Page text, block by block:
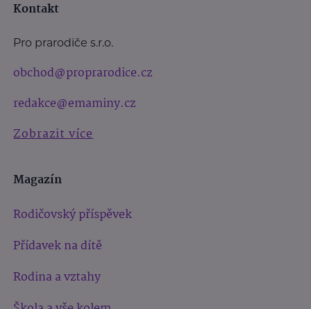
Kontakt
Pro prarodiče s.r.o.
obchod@proprarodice.cz
redakce@emaminy.cz
Zobrazit více
Magazín
Rodičovský příspěvek
Přídavek na dítě
Rodina a vztahy